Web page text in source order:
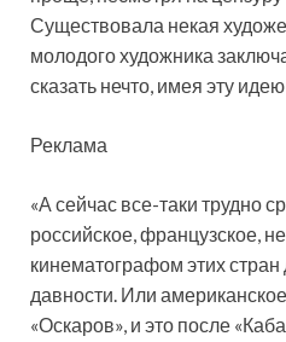
Существовала некая
молодого художника
сказать нечто, имея эту
Реклама
«А сейчас все-таки трудно
российское, французское,
кинематографом этих
давности. Или
«Оскаров», и это после